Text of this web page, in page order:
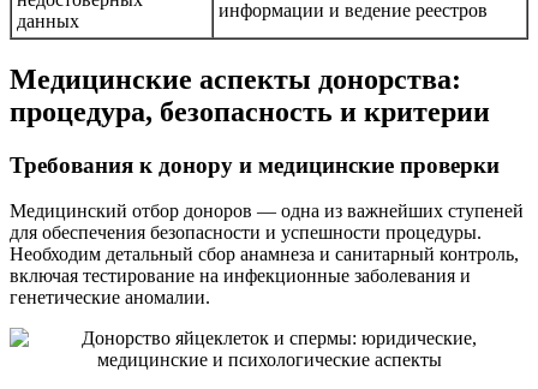
данных
информации и ведение реестров
Медицинские аспекты донорства:
процедура, безопасность и критерии
Требования к донору и медицинские проверки
Медицинский отбор доноров — одна из важнейших ступеней
для обеспечения безопасности и успешности процедуры.
Необходим детальный сбор анамнеза и санитарный контроль,
включая тестирование на инфекционные заболевания и
генетические аномалии.